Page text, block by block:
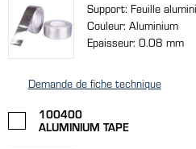
Support: Feuille
Couleur: Aluminium
Epaisseur: 0.08 mm
Demande de fiche technique
100400
ALUMINIUM TAPE